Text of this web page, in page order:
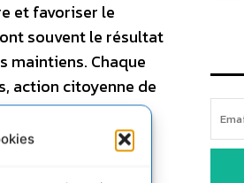
et favoriser le
souvent le résultat
maintiens. Chaque
action citoyenne de
originaux de
agricoles.
« nature ».